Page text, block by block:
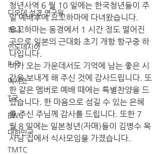
디모데 성경 연구원
케냐
인도네시아
P 국
멕시코
T국
EWC
대한민국
TMTC
청년사역 6 월 10 일에는 한국청년들이 주
일 예배후에 요꼬하마에 다녀왔습니다.
요꼬하마는 동경에서 1 시간 정도 떨어진
곳으로 일본의 근대화 초기 개항 항구중 하
나입니다.
비가 오는 가운데서도 기억에 남는 좋은 시
간을 보내게 해 주신 것에 감사드립니다. 또
한 같은 멤버로 예배 때에는 특별찬양을 드
렸습니다. 한 마음으로 섬길 수 있는 은혜
를 주신 주님께 감사를 드립니다. 또한 7
월 8 일에는 일본청년(자매)들이 김병수 목
사님 집에서 식사모임을 가졌습니다.